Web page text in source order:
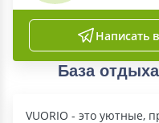
Написать
База
VUORIO - это уютные,